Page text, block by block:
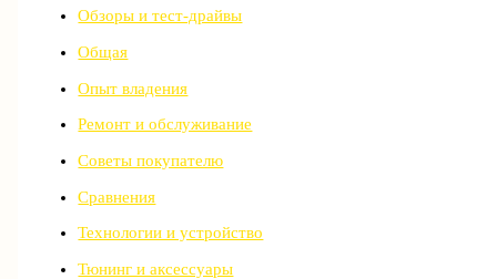
Обзоры и тест-драйвы
Общая
Опыт владения
Ремонт и обслуживание
Советы покупателю
Сравнения
Технологии и устройство
Тюнинг и аксессуары